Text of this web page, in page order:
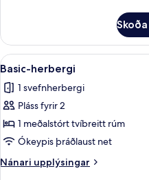
stúdíóíbúð
Skoða
allar
myndir
fyrir
Basic-
herbergi
1
Basic-herbergi
1 svefnherbergi
Pláss fyrir 2
1 meðalstórt tvíbreitt rúm
Ókeypis þráðlaust net
Nánari upplýsingar
Nánari